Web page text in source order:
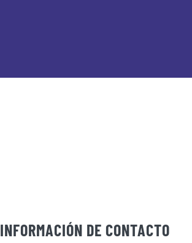
INFORMACIÓN DE CONTACTO